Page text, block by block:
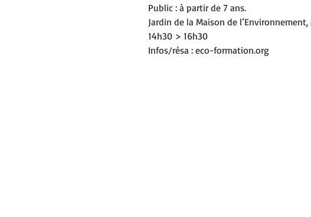
Public : à partir de 7 ans.
Jardin de la Maison de
14h30 > 16h30
Infos/résa : eco-formation.org